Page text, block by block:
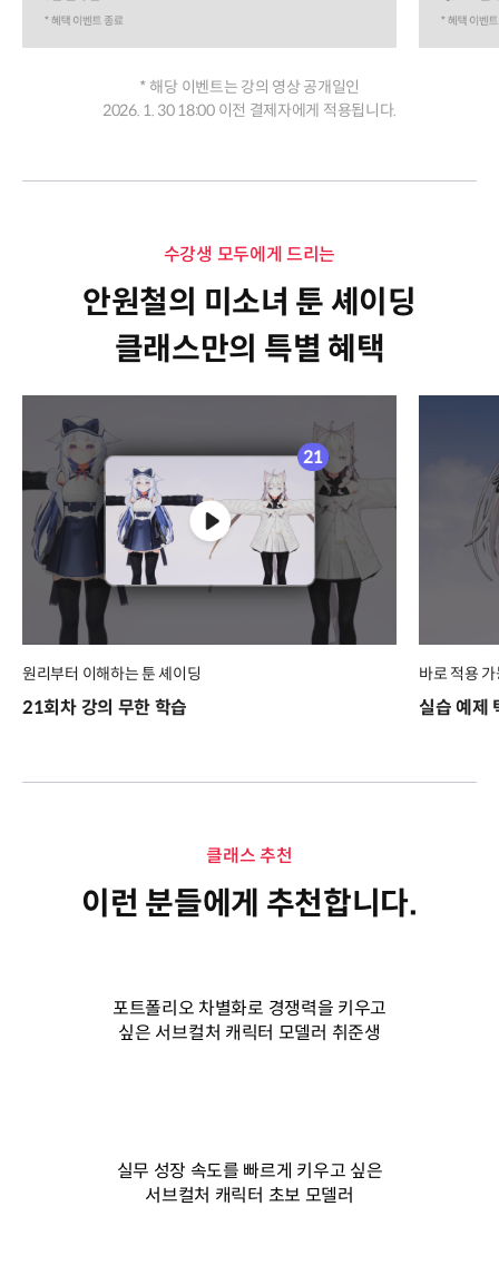
* 해당 이벤트는 강의 영상 공개일인
2026. 1. 30 18:00 이전 결제자에게 적용됩니다.
수강생 모두에게 드리는
안원철의 미소녀 툰 셰이딩
클래스만의 특별 혜택
원리부터 이해하는 툰 셰이딩
21회차 강의 무한 학습
바로 적용
실습 예제
클래스 추천
이런 분들에게 추천합니다.
포트폴리오 차별화로 경쟁력을 키우고
싶은 서브컬처 캐릭터 모델러 취준생
실무 성장 속도를 빠르게 키우고 싶은
서브컬처 캐릭터 초보 모델러